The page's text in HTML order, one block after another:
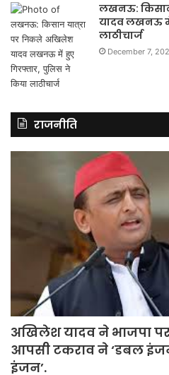
लखनऊ:
यादव लखनऊ में
लाठीचार्ज
December 7,
राजनीति
अखिलेश यादव ने भाजपा
आपसी टकराव ने ‘डबल
इंजन’.